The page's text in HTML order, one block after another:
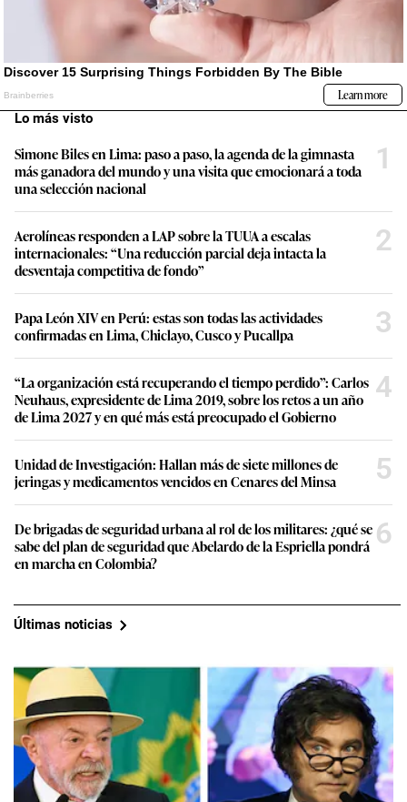
Lo más visto
Simone Biles en Lima: paso a paso, la agenda de la gimnasta
más ganadora del mundo y una visita que emocionará a toda
una selección nacional
1
Aerolíneas responden a LAP sobre la TUUA a escalas
internacionales: “Una reducción parcial deja intacta la
desventaja competitiva de fondo”
2
Papa León XIV en Perú: estas son todas las actividades
confirmadas en Lima, Chiclayo, Cusco y Pucallpa
3
“La organización está recuperando el tiempo perdido”: Carlos
Neuhaus, expresidente de Lima 2019, sobre los retos a un año
de Lima 2027 y en qué más está preocupado el Gobierno
4
Unidad de Investigación: Hallan más de siete millones de
jeringas y medicamentos vencidos en Cenares del Minsa
5
De brigadas de seguridad urbana al rol de los militares: ¿qué se
sabe del plan de seguridad que Abelardo de la Espriella pondrá
en marcha en Colombia?
6
Últimas noticias